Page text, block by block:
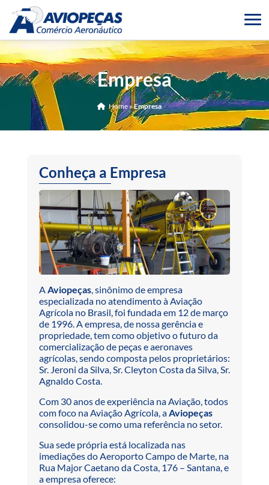
Empresa
Home»Empresa
Conheça a Empresa
A Aviopeças, sinônimo de empresa
especializada no atendimento à Aviação
Agrícola no Brasil, foi fundada em 12 de março
de 1996. A empresa, de nossa gerência e
propriedade, tem como objetivo o futuro da
comercialização de peças e aeronaves
agrícolas, sendo composta pelos proprietários:
Sr. Jeroni da Silva, Sr. Cleyton Costa da Silva, Sr.
Agnaldo Costa.
Com 30 anos de experiência na Aviação, todos
com foco na Aviação Agrícola, a Aviopeças
consolidou-se como uma referência no setor.
Sua sede própria está localizada nas
imediações do Aeroporto Campo de Marte, na
Rua Major Caetano da Costa, 176 – Santana, e
a empresa oferece: